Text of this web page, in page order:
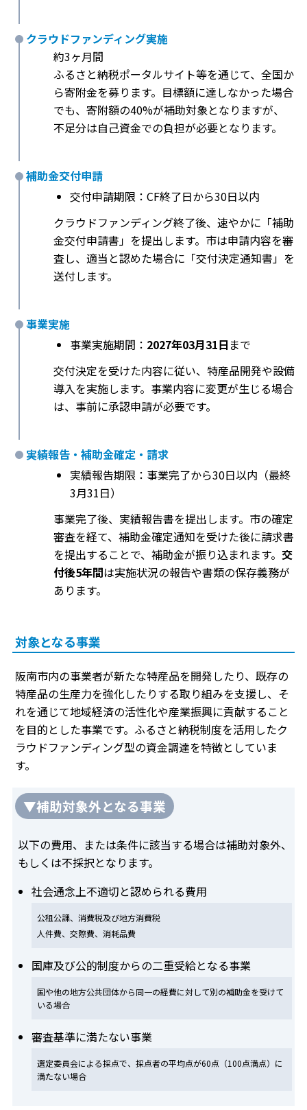
クラウドファンディング実施
約3ヶ月間
ふるさと納税ポータルサイト等を通じて、全国か
ら寄附金を募ります。目標額に達しなかった場合
でも、寄附額の40%が補助対象となりますが、
不足分は自己資金での負担が必要となります。
補助金交付申請
交付申請期限：CF終了日から30日以内
クラウドファンディング終了後、速やかに「補助
金交付申請書」を提出します。市は申請内容を審
査し、適当と認めた場合に「交付決定通知書」を
送付します。
事業実施
事業実施期間： 2027年03月31日 まで
交付決定を受けた内容に従い、特産品開発や設備
導入を実施します。事業内容に変更が生じる場合
は、事前に承認申請が必要です。
実績報告・補助金確定・請求
実績報告期限：事業完了から30日以内（最終
3月31日）
事業完了後、実績報告書を提出します。市の確定
審査を経て、補助金確定通知を受けた後に請求書
を提出することで、補助金が振り込まれます。 交
付後5年間は実施状況の報告や書類の保存義務が
あります。
対象となる事業
阪南市内の事業者が新たな特産品を開発したり、既存の
特産品の生産力を強化したりする取り組みを支援し、そ
れを通じて地域経済の活性化や産業振興に貢献すること
を目的とした事業です。ふるさと納税制度を活用したク
ラウドファンディング型の資金調達を特徴としていま
す。
▼補助対象外となる事業
以下の費用、または条件に該当する場合は補助対象外、
もしくは不採択となります。
社会通念上不適切と認められる費用
公租公課、消費税及び地方消費税
人件費、交際費、消耗品費
国庫及び公的制度からの二重受給となる事業
国や他の地方公共団体から同一の経費に対して別の補助金を受けて
いる場合
審査基準に満たない事業
選定委員会による採点で、採点者の平均点が60点（100点満点）に
満たない場合